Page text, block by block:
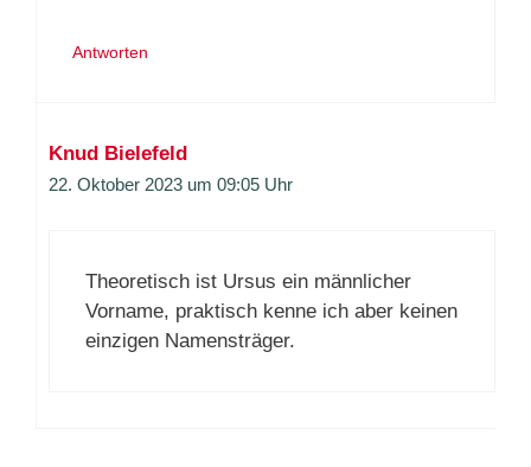
Antworten
Knud Bielefeld
22. Oktober 2023 um 09:05 Uhr
Theoretisch ist Ursus ein männlicher
Vorname, praktisch kenne ich aber keinen
einzigen Namensträger.